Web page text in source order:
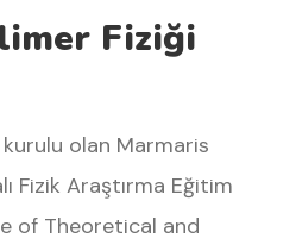
Fiziği
kurulu olan Marmaris
Fizik Araştırma Eğitim
of Theoretical and